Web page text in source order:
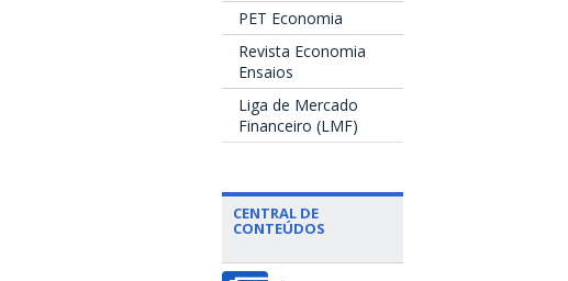
PET Economia
Revista Economia
Ensaios
Liga de Mercado
Financeiro (LMF)
CENTRAL DE
CONTEÚDOS